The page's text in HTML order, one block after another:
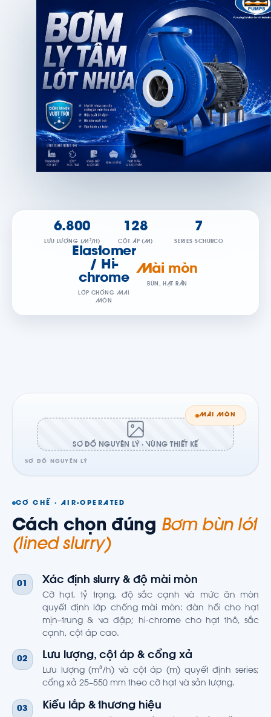
6.800
LƯU LƯỢNG (M³/H)
128
CỘT ÁP (M)
7
SERIES SCHURCO
Elastomer
/ Hi-
chrome
LỚP CHỐNG MÀI
MÒN
Mài mòn
BÙN, HẠT RẮN
MÀI MÒN
SƠ ĐỒ NGUYÊN LÝ · VÙNG THIẾT KẾ
SƠ ĐỒ NGUYÊN LÝ
CƠ CHẾ · AIR-OPERATED
Cách chọn đúng Bơm bùn lót
(lined slurry)
01 Xác định slurry & độ mài mòn
Cỡ hạt, tỷ trọng, độ sắc cạnh và mức ăn mòn
quyết định lớp chống mài mòn: đàn hồi cho hạt
mịn–trung & va đập; hi-chrome cho hạt thô, sắc
cạnh, cột áp cao.
02 Lưu lượng, cột áp & cổng xả
Lưu lượng (m³/h) và cột áp (m) quyết định series;
cổng xả 25–550 mm theo cỡ hạt và sản lượng.
03 Kiểu lắp & thương hiệu